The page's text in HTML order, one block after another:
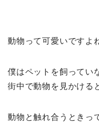
動物って可愛いですよ
僕はペットを飼ってい
街中で動物を見かける
動物と触れ合うときっ